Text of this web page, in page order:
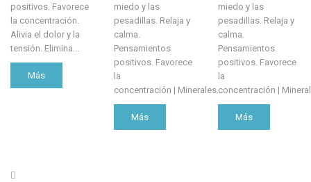
positivos. Favorece
la concentración.
Alivia el dolor y la
tensión. Elimina...
Más
miedo y las
pesadillas. Relaja y
calma.
Pensamientos
positivos. Favorece
la
concentración | Minerales...
Más
miedo y las
pesadillas. Relaja y
calma.
Pensamientos
positivos. Favorece
la
concentración |
Más